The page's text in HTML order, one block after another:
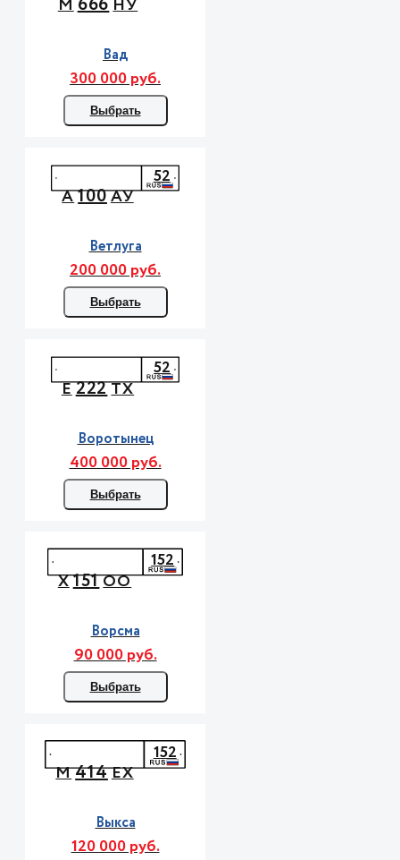
М НУ
Вад
300 000 руб.
Выбрать
А100АУ
52
Ветлуга
200 000 руб.
Выбрать
Е222ТХ
52
Воротынец
400 000 руб.
Выбрать
Х151ОО
152
Ворсма
90 000 руб.
Выбрать
М414ЕХ
152
Выкса
120 000 руб.